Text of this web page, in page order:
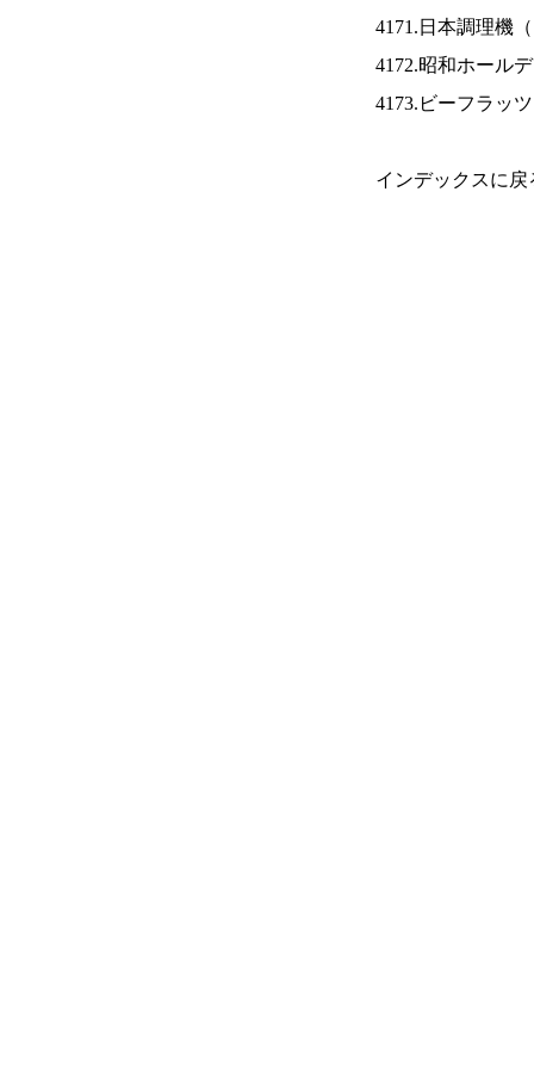
4171.日本調理機（
4172.昭和ホール
4173.ビーフラッ
インデックスに戻